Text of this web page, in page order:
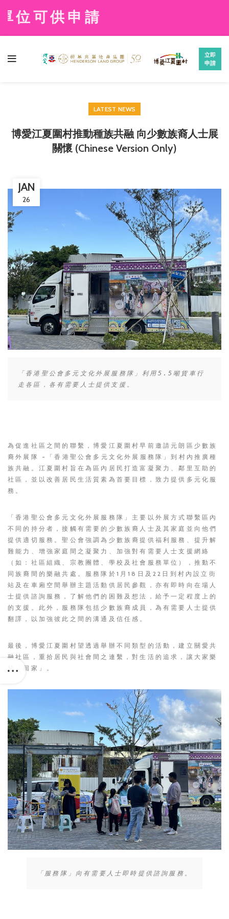
供申請
立即
申請
LATEST NEWS
博愛江夏圍村推動種族共融 向少數族裔人士展
關懷 (Chinese Version Only)
JAN
26
「香港聖公會多元文化外展服務隊」利用5.5噸貨車行
走各區，各有需要人士提供支援。
為促進社區之間的聯繫，博愛江夏圍村早前邀請元朗區少數族
裔外展隊 -「香港聖公會多元文化外展服務隊」到村內推廣種
族共融。江夏圍村旨在為區內居民打造富凝聚力、鄰里互助的
社區，並以改善居民生活質素為首要目標，致力提供多元化服
務。
「香港聖公會多元文化外展服務隊」主要以外展方式聯繫區內
不同的持分者，接觸有需要的少數族裔人士及其家庭並向他們
提供適切服務。聖公會強調為少數族裔提供福利服務、提升解
難能力、增強家庭間之凝聚力、加強對有需要人士支援網絡
（如：社區組織、宗教團體、學校及社會服務單位），推動不
同族裔間的樂融共處。服務隊於1月18日及22日到村內設立街
站及在車廂空間舉辦主題活動供居民參觀，亦有即時向在場人
士提供諮詢服務，了解他們的困難及想法，給予一定程度上的
的支援。此外，服務隊包括少數族裔成員，為有需要人士提供
翻譯，以加強彼此之間的溝通及信任感。
最後，博愛江夏圍村望透過舉辦不同類型的活動，建立關愛共
融社區，重拾居民與社會間之連繫，對生活的追求，讓大家樂
於「回家」。
「服務隊」向有需要人士即時提供諮詢服務。